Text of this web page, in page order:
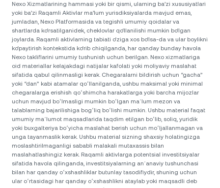
Nexo Xizmatlarining hammasi yoki bir qismi, ularning ba’zi xususiyatlari
yoki ba’zi Raqamli Aktivlar ma’lum yurisdiksiyalarda mavjud emas,
jumladan, Nexo Platformasida va tegishli umumiy qoidalar va
shartlarda ko‘rsatilganidek, cheklovlar qo‘llanilishi mumkin bo‘lgan
joylarda. Raqamli aktivlarning tabiati o‘ziga xos bo‘lsa-da va ular boylikni
ko‘paytirish kontekstida ko‘rib chiqilganda, har qanday bunday havola
Nexo takliflarini umumiy tushunish uchun berilgan. Nexo xizmatlariga
oid materiallar kelajakdagi natijalar kafolati yoki moliyaviy maslahat
sifatida qabul qilinmasligi kerak. Chegaralarni bildirish uchun “gacha”
yoki “dan” kabi atamalar qoʻllanilganda, ushbu maksimal yoki minimal
chegaralarga erishish qoʻshimcha harakatlarga yoki barcha mijozlar
uchun mavjud boʻlmasligi mumkin boʻlgan maʼlum mezon va
talablarning bajarilishiga bogʻliq boʻlishi mumkin. Ushbu material faqat
umumiy maʼlumot maqsadlarida taqdim etilgan boʻlib, soliq, yuridik
yoki buxgalteriya boʻyicha maslahat berish uchun moʻljallanmagan va
unga tayanmaslik kerak. Ushbu material sizning shaxsiy holatingizga
moslashtirilmaganligi sababli malakali mutaxassis bilan
maslahatlashingiz kerak. Raqamli aktivlarga potentsial investitsiyalar
sifatida havola qilinganda, investitsiyalarning anʼanaviy tushunchasi
bilan har qanday oʻxshashliklar butunlay tasodifiydir, shuning uchun
ular oʻrtasidagi har qanday oʻxshashlikni ataylab yoki maqsadli deb